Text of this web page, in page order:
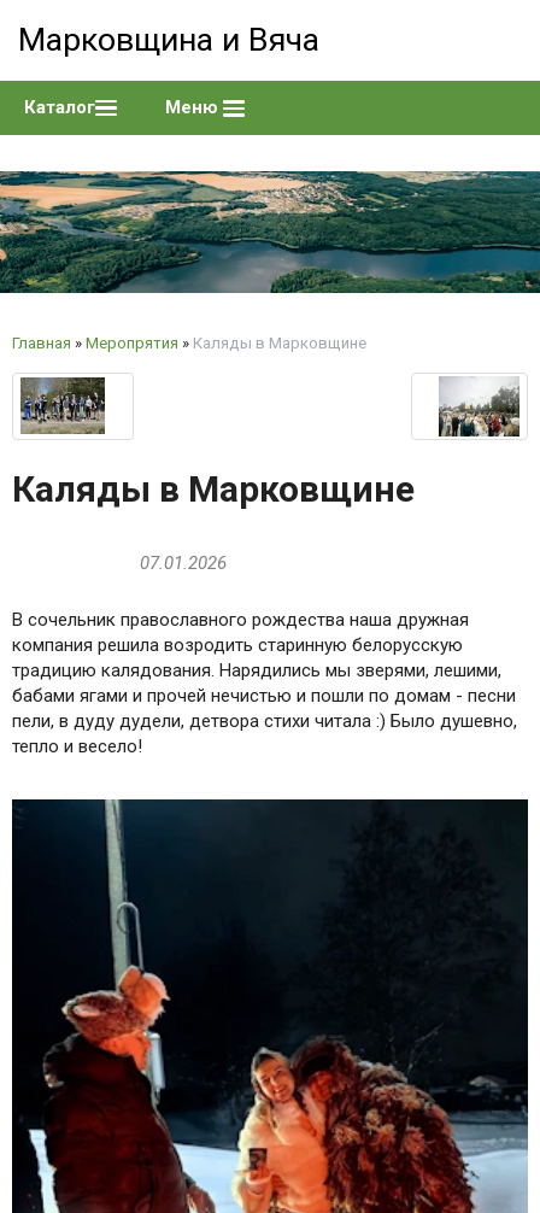
Марковщина и Вяча
Каталог Меню
Главная » Меропрятия » Каляды в Марковщине
Каляды в Марковщине
07.01.2026
В сочельник православного рождества наша дружная
компания решила возродить старинную белорусскую
традицию калядования. Нарядились мы зверями, лешими,
бабами ягами и прочей нечистью и пошли по домам - песни
пели, в дуду дудели, детвора стихи читала :) Было душевно,
тепло и весело!